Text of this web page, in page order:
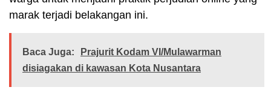
marak terjadi belakangan ini.
Baca Juga:
Prajurit Kodam VI/Mulawarman
disiagakan di kawasan Kota Nusantara